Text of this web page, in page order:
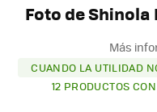
Foto de Shinola
Más
CUANDO LA UTILIDAD
12 PRODUCTOS